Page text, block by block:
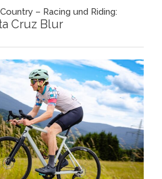
– Racing und Riding:
Cruz Blur